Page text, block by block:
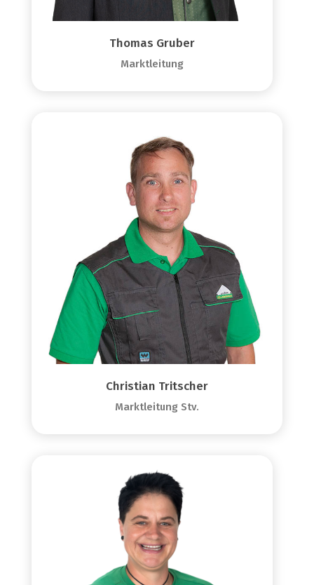
Thomas Gruber
Marktleitung
Christian Tritscher
Marktleitung Stv.